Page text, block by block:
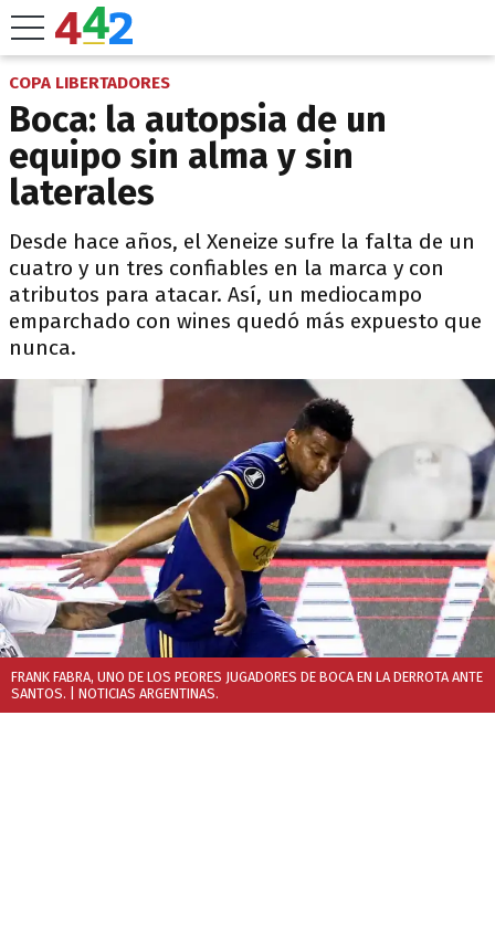
COPA LIBERTADORES
Boca: la autopsia de un
equipo sin alma y sin
laterales
Desde hace años, el Xeneize sufre la falta de un
cuatro y un tres confiables en la marca y con
atributos para atacar. Así, un mediocampo
emparchado con wines quedó más expuesto que
nunca.
FRANK FABRA, UNO DE LOS PEORES JUGADORES DE BOCA EN LA DERROTA ANTE
SANTOS. | NOTICIAS ARGENTINAS.